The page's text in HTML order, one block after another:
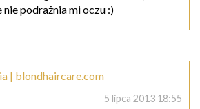
nie podrażnia mi oczu :)
| blondhaircare.com
5 lipca 2013 18:55